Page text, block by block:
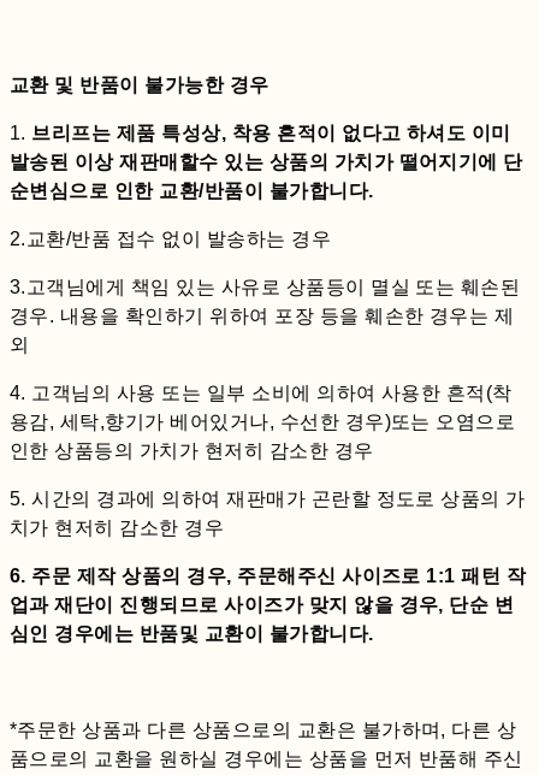
교환 및 반품이 불가능한 경우
1. 브리프는 제품 특성상, 착용 흔적이 없다고 하셔도 이미
발송된 이상 재판매할수 있는 상품의 가치가 떨어지기에 단
순변심으로 인한 교환/반품이 불가합니다.
2.교환/반품 접수 없이 발송하는 경우
3.고객님에게 책임 있는 사유로 상품등이 멸실 또는 훼손된
경우. 내용을 확인하기 위하여 포장 등을 훼손한 경우는 제
외
4. 고객님의 사용 또는 일부 소비에 의하여 사용한 흔적(착
용감, 세탁,향기가 베어있거나, 수선한 경우)또는 오염으로
인한 상품등의 가치가 현저히 감소한 경우
5. 시간의 경과에 의하여 재판매가 곤란할 정도로 상품의 가
치가 현저히 감소한 경우
6. 주문 제작 상품의 경우, 주문해주신 사이즈로 1:1 패턴 작
업과 재단이 진행되므로 사이즈가 맞지 않을 경우, 단순 변
심인 경우에는 반품및 교환이 불가합니다.
*주문한 상품과 다른 상품으로의 교환은 불가하며, 다른 상
품으로의 교환을 원하실 경우에는 상품을 먼저 반품해 주신